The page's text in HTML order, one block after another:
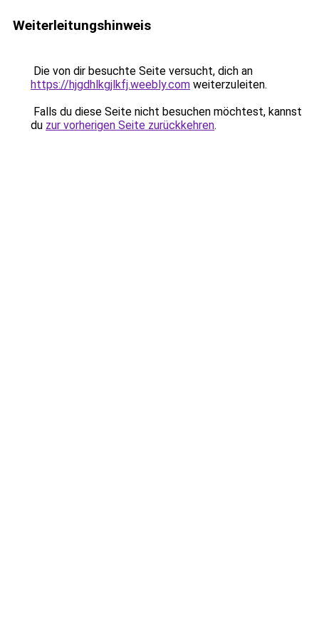
Weiterleitungshinweis
Die von dir besuchte Seite versucht, dich an
https://hjgdhlkgjlkfj.weebly.com weiterzuleiten.
Falls du diese Seite nicht besuchen möchtest, kannst
du zur vorherigen Seite zurückkehren.